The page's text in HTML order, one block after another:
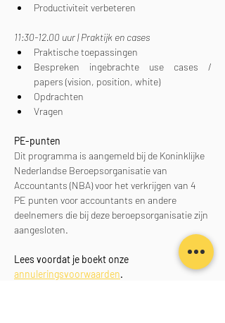
Productiviteit verbeteren
11:30-12.00 uur | Praktijk en cases
Praktische toepassingen
Bespreken ingebrachte use cases /
papers (vision, position, white)
Opdrachten
Vragen
PE-punten
Dit programma is aangemeld bij de Koninklijke
Nederlandse Beroepsorganisatie van
Accountants (NBA) voor het verkrijgen van 4
PE punten voor accountants en andere
deelnemers die bij deze beroepsorganisatie zijn
aangesloten.
Lees voordat je boekt onze
annuleringsvoorwaarden.